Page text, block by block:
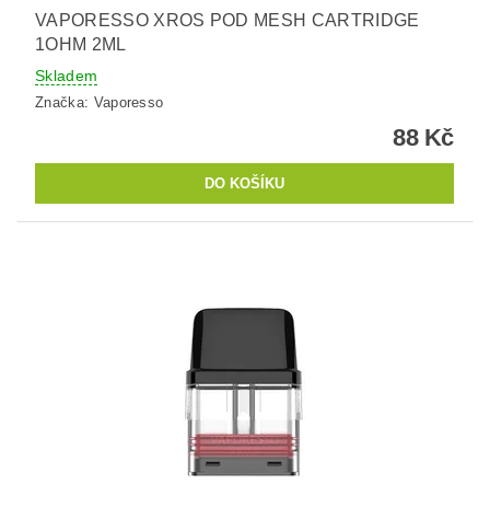
VAPORESSO XROS POD MESH CARTRIDGE
1OHM 2ML
Skladem
Značka: Vaporesso
88 Kč